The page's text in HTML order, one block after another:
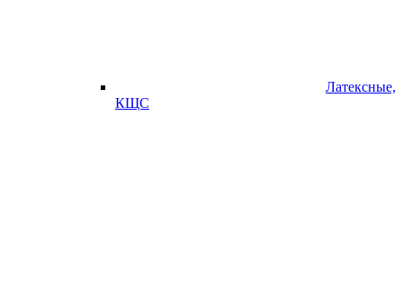
Латексные,
КЩС